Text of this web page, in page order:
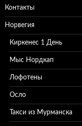
Контакты
Норвегия
Киркенес 1 День
Мыс Нордкап
Лофотены
Осло
Такси из Мурманска